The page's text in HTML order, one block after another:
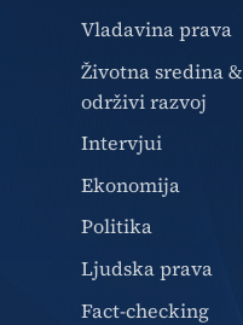
Vladavina prava
Životna sredina &
održivi razvoj
Intervjui
Ekonomija
Politika
Ljudska prava
Fact-checking